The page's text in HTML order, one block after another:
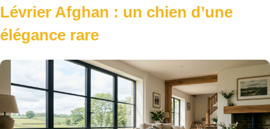
Lévrier Afghan : un chien d’une
élégance rare